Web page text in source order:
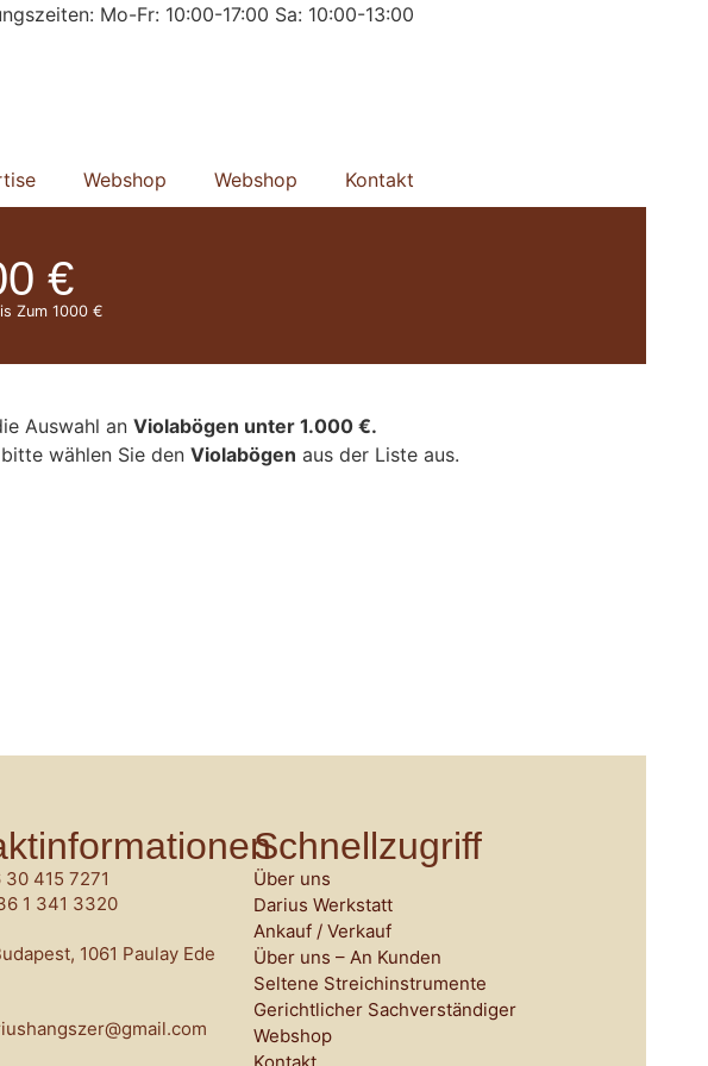
Mo-Fr: 10:00-17:00 Sa: 10:00-13:00
Webshop Webshop Kontakt
€
Zum 1000 €
Auswahl an Violabögen unter 1.000 €.
bitte wählen Sie den Violabögen aus der Liste aus.
30 415 7271
1 341 3320
1061 Paulay Ede
Schnellzugriff
Über uns
Darius Werkstatt
Ankauf / Verkauf
Über uns – An Kunden
Seltene Streichinstrumente
Gerichtlicher Sachverständiger
Webshop